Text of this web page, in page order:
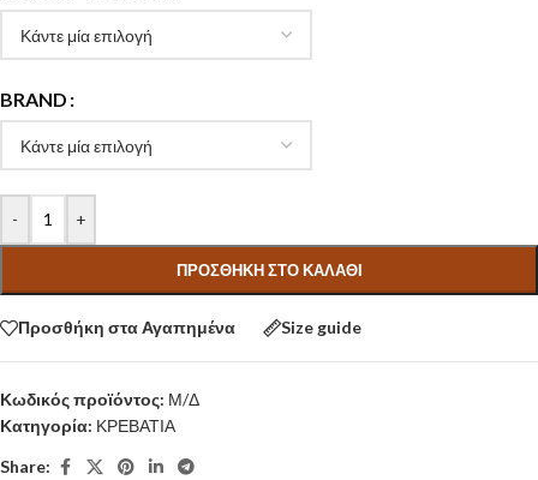
BRAND
- +
ΠΡΟΣΘΉΚΗ ΣΤΟ ΚΑΛΆΘΙ
Προσθήκη στα Αγαπημένα Size guide
Κωδικός προϊόντος: Μ/Δ
Κατηγορία: ΚΡΕΒΑΤΙΑ
Share: